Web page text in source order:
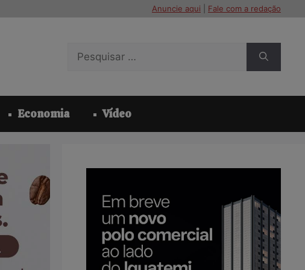
Anuncie aqui Fale com a redação
por:
Economia Vídeo